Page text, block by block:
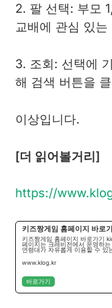
2. 팔 선택: 부모
교배에 관심 있
3. 조회: 선택에
해 검색 버튼을
이상입니다.
[더 읽어볼거리]
https://
키즈짱게임 홈페이지 바
키즈짱게임 홈페이지 바로가기
페이지는 크레비전에서 운영하
연령대가 자유롭게 이용할 수 있
www.klog.kr
바로가기